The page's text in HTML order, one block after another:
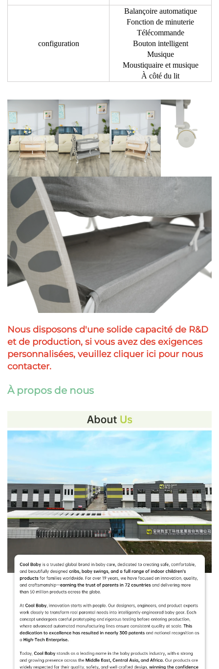
configuration
Balançoire automatique
Fonction de minuterie
Télécommande
Bouton intelligent
Musique
Moustiquaire et musique
À côté du lit
Nous disposons d'une solide capacité de R&D
et de production, si vous avez des exigences
personnalisées, veuillez cliquer ici pour nous
contacter.
À propos de nous